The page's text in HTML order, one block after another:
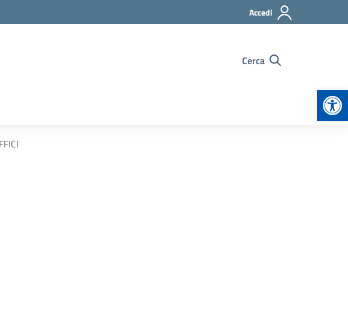
Accedi
Cerca